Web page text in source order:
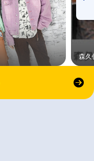
森久